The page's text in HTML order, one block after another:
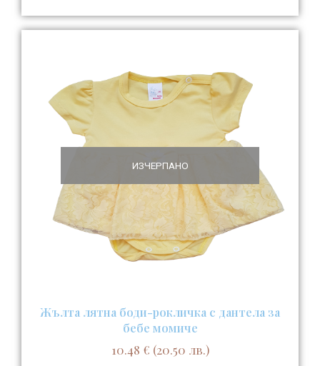
ИЗЧЕРПАНО
Жълта лятна боди-рокличка с дантела за
бебе момиче
10.48 € (20.50 лв.)